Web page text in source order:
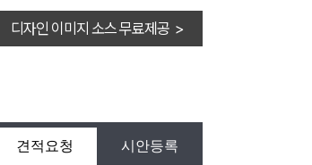
디자인 이미지 소스 무료제공 >
견적요청 시안등록